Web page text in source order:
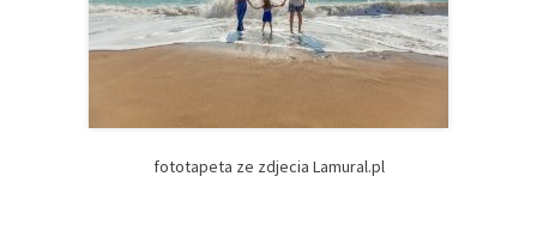
fototapeta ze zdjecia Lamural.pl